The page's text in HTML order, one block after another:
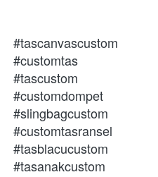
#tascanvascustom
#customtas
#tascustom
#customdompet
#slingbagcustom
#customtasransel
#tasblacucustom
#tasanakcustom